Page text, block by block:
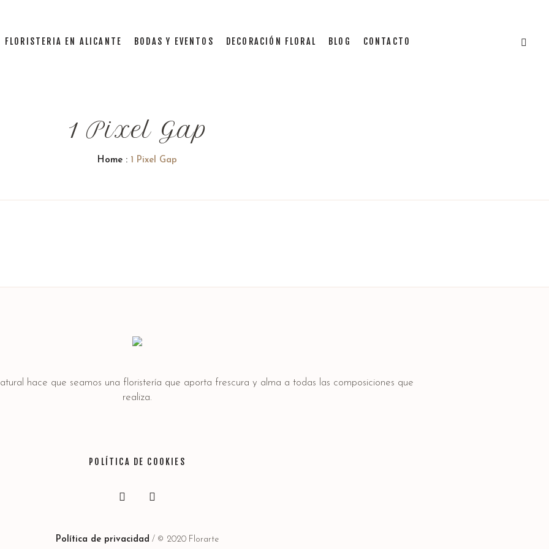
FLORISTERIA EN ALICANTE BODAS Y EVENTOS DECORACIÓN FLORAL BLOG CONTACTO
1 Pixel Gap
Home : 1 Pixel Gap
hace que seamos una floristería que aporta frescura y alma a todas las composiciones que
realiza.
POLÍTICA DE COOKIES
Política de privacidad / © 2020 Florarte